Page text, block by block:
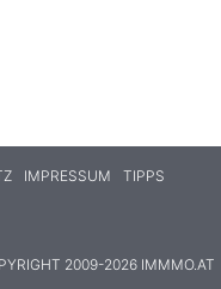
IMPRESSUM
TIPPS
2009-2026 IMMMO.AT